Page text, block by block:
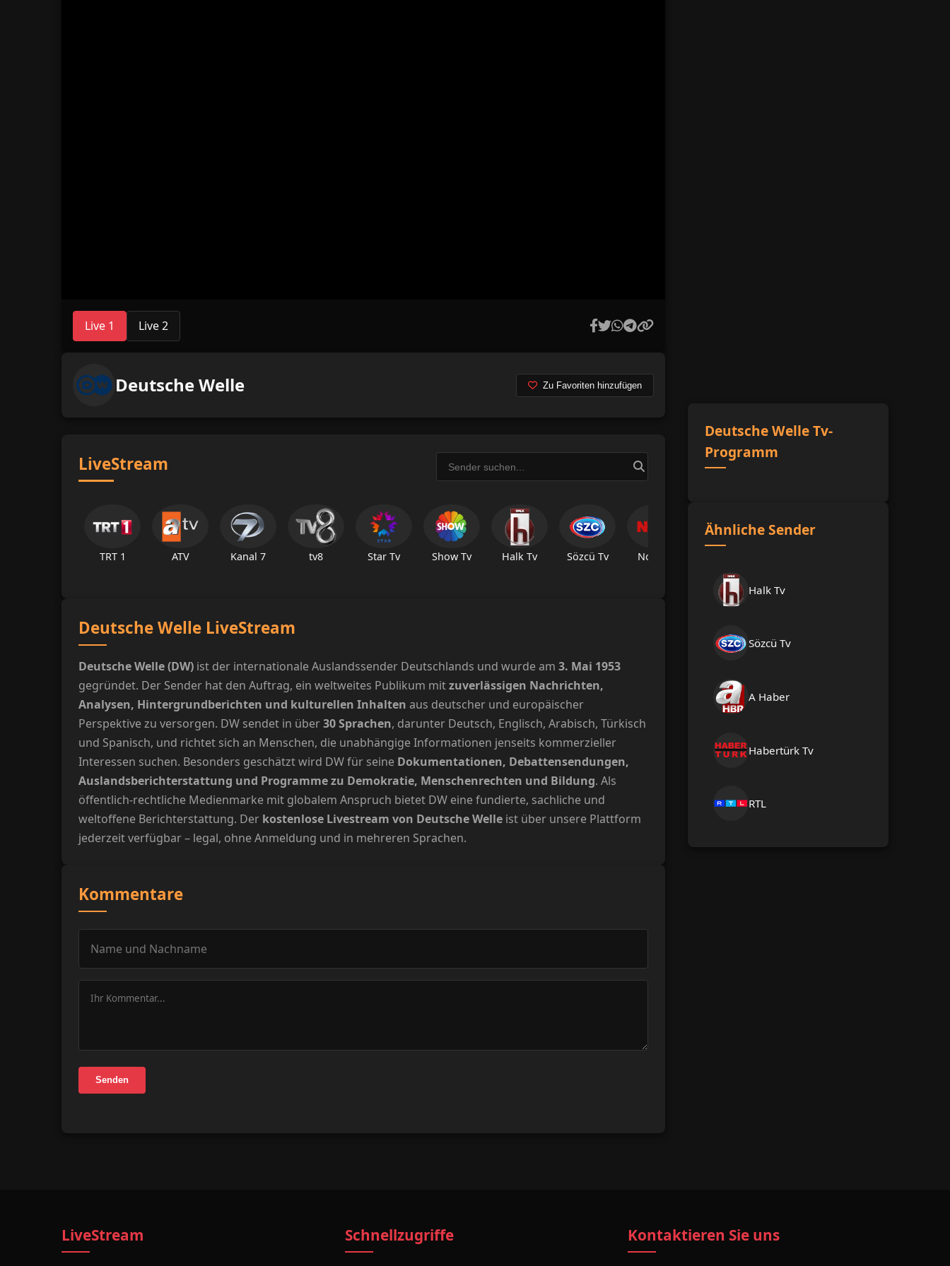
Live 1 Live 2
Deutsche Welle Zu Favoriten hinzufügen
LiveStream
TRT 1 ATV Kanal 7 tv8 Star Tv Show Tv Halk Tv Sözcü Tv Now Tv
Deutsche Welle LiveStream
Deutsche Welle (DW) ist der internationale Auslandssender Deutschlands und wurde am 3. Mai 1953
gegründet. Der Sender hat den Auftrag, ein weltweites Publikum mitzuverlässigen Nachrichten,
Analysen, Hintergrundberichten und kulturellen Inhalten aus deutscher und europäischer
Perspektive zu versorgen. DW sendet in über30 Sprachen, darunter Deutsch, Englisch, Arabisch, Türkisch
und Spanisch, und richtet sich an Menschen, die unabhängige Informationen jenseits kommerzieller
Interessen suchen. Besonders geschätzt wird DW für seine Dokumentationen, Debattensendungen,
Auslandsberichterstattung und Programme zu Demokratie, Menschenrechten und Bildung. Als
öffentlich-rechtliche Medienmarke mit globalem Anspruch bietet DW eine fundierte, sachliche und
weltoffene Berichterstattung. Der kostenlose Livestream von Deutsche Welle ist über unsere Plattform
jederzeit verfügbar – legal, ohne Anmeldung und in mehreren Sprachen.
Kommentare
Senden
Deutsche Welle Tv-
Programm
Ähnliche Sender
Halk Tv
Sözcü Tv
A Haber
Habertürk Tv
RTL
LiveStream Schnellzugriffe Kontaktieren Sie uns